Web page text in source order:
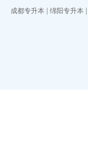
成都专升本 | 绵阳专升本 |